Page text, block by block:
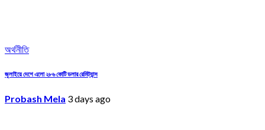
অর্থনীতি
জুলাইয়ে দেশে এলো ২৮৬ কোটি ডলার রেমিট্যান্স
Probash Mela 3 days ago